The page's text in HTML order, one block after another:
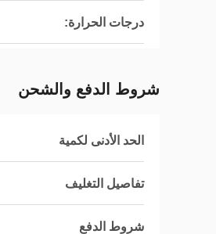
درجات الحرارة:
شروط الدفع والشحن
الحد الأدنى لكمية
تفاصيل التغليف
شروط الدفع